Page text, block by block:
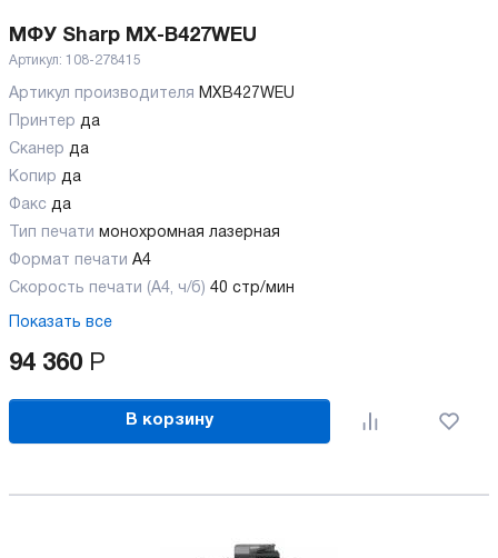
МФУ Sharp MX-B427WEU
Артикул: 108-278415
Артикул производителя MXB427WEU
Принтер да
Сканер да
Копир да
Факс да
Тип печати монохромная лазерная
Формат печати A4
Скорость печати (А4, ч/б) 40 стр/мин
Показать все
94 360 Р
В корзину